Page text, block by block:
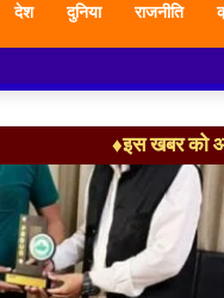
देश दुनिया राजनीति
♦इस खबर को